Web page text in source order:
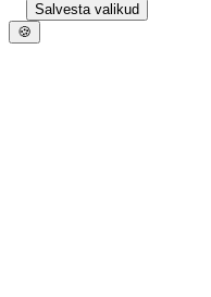
Salvesta valikud
🍪